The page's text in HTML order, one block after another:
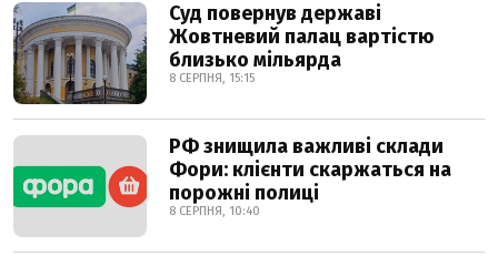
Суд повернув державі
Жовтневий палац вартістю
близько мільярда
8 СЕРПНЯ, 15:15
РФ знищила важливі склади
Фори: клієнти скаржаться на
порожні полиці
8 СЕРПНЯ, 10:40